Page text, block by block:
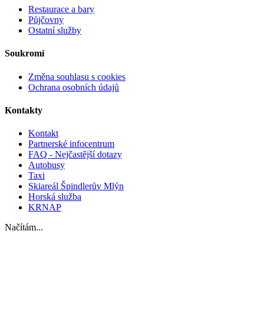
Restaurace a bary
Půjčovny
Ostatní služby
Soukromí
Změna souhlasu s cookies
Ochrana osobních údajů
Kontakty
Kontakt
Partnerské infocentrum
FAQ - Nejčastější dotazy
Autobusy
Taxi
Skiareál Špindlerův Mlýn
Horská služba
KRNAP
Načítám...